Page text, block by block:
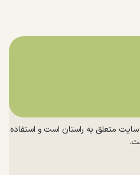
متعلق به راستان است و استفاده